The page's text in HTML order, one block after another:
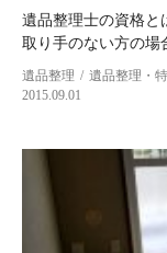
遺品整理士の資格と
取り手のない方の場
遺品整理
遺品整理・
2015.09.01